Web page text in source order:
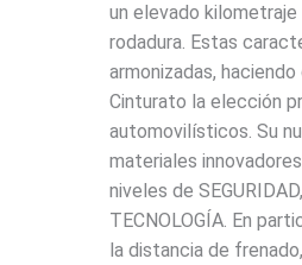
un elevado
rodadura. Estas
armonizadas,
Cinturato la elección
automovilísticos. Su
materiales
niveles de
TECNOLOGÍA. En
la distancia de